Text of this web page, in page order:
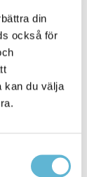
din
också för
kan du välja
att det
aktuella